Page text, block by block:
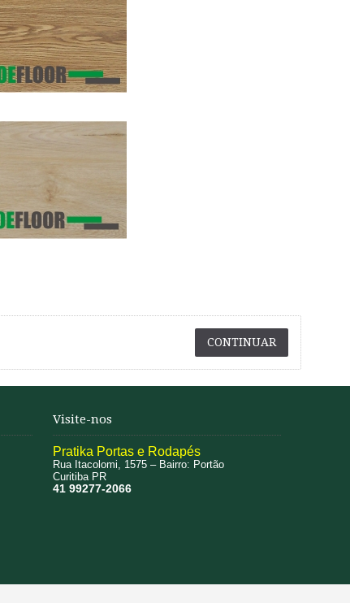
CONTINUAR
Visite-nos
Pratika Portas e Rodapés
Rua Itacolomi, 1575 – Bairro: Portão
Curitiba PR
41 99277-2066